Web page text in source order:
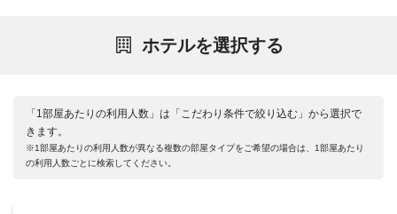
ホテルを選択する
「1部屋あたりの利用人数」は「こだわり条件で絞り込む」から選択で
きます。
※1部屋あたりの利用人数が異なる複数の部屋タイプをご希望の場合は、1部屋あたり
の利用人数ごとに検索してください。